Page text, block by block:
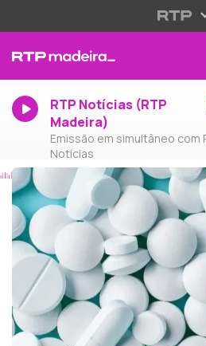
RTP Notícias (RTP
Madeira)
Emissão em simultâneo com
Notícias